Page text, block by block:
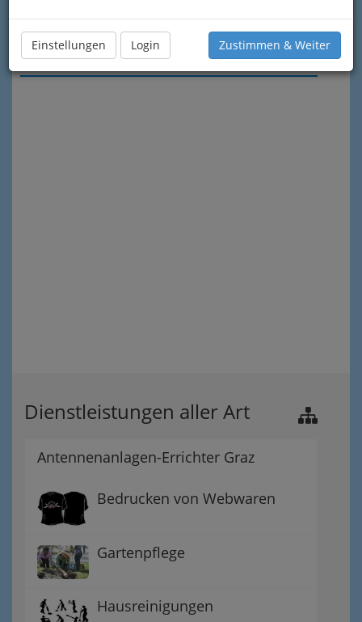
Einstellungen Login Zustimmen & Weiter
besondere Herausforderungen.
Dienstleistungen aller Art
Antennenanlagen-Errichter Graz
Bedrucken von Webwaren
Gartenpflege
Hausreinigungen